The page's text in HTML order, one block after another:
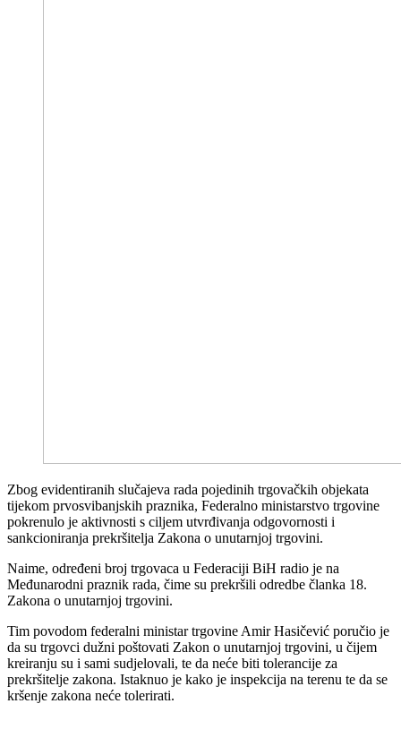
Zbog evidentiranih slučajeva rada pojedinih trgovačkih objekata
tijekom prvosvibanjskih praznika, Federalno ministarstvo trgovine
pokrenulo je aktivnosti s ciljem utvrđivanja odgovornosti i
sankcioniranja prekršitelja Zakona o unutarnjoj trgovini.
Naime, određeni broj trgovaca u Federaciji BiH radio je na
Međunarodni praznik rada, čime su prekršili odredbe članka 18.
Zakona o unutarnjoj trgovini.
Tim povodom federalni ministar trgovine Amir Hasičević poručio je
da su trgovci dužni poštovati Zakon o unutarnjoj trgovini, u čijem
kreiranju su i sami sudjelovali, te da neće biti tolerancije za
prekršitelje zakona. Istaknuo je kako je inspekcija na terenu te da se
kršenje zakona neće tolerirati.